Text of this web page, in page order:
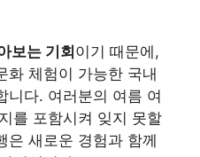
보는 기회이기 때문에,
화 체험이 가능한 국내
니다. 여러분의 여름 여
를 포함시켜 잊지 못할
은 새로운 경험과 함께